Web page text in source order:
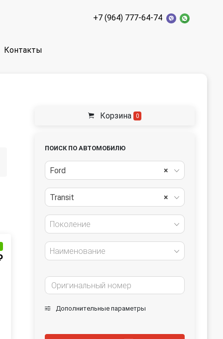
+7 (964) 777-64-74
Контакты
Корзина 0
ПОИСК ПО АВТОМОБИЛЮ
×
Ford
×
Transit
Поколение
Наименование
Дополнительные параметры